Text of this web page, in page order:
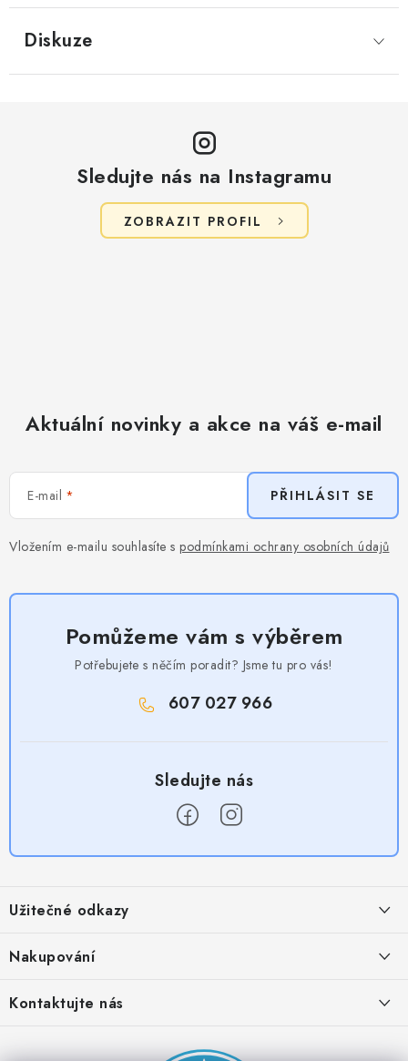
Diskuze
Sledujte nás na Instagramu
ZOBRAZIT PROFIL
Aktuální novinky a akce na váš e-mail
E-mail
Vložením e-mailu souhlasíte s podmínkami ochrany osobních údajů
PŘIHLÁSIT SE
Pomůžeme vám s výběrem
Potřebujete s něčím poradit? Jsme tu pro vás!
607 027 966
p
a
Užitečné odkazy
Obchodní podmínky
Provizní systém
Partner stránek: Super plecháček
Nakupování
Časté otázky
Kontaktujte nás